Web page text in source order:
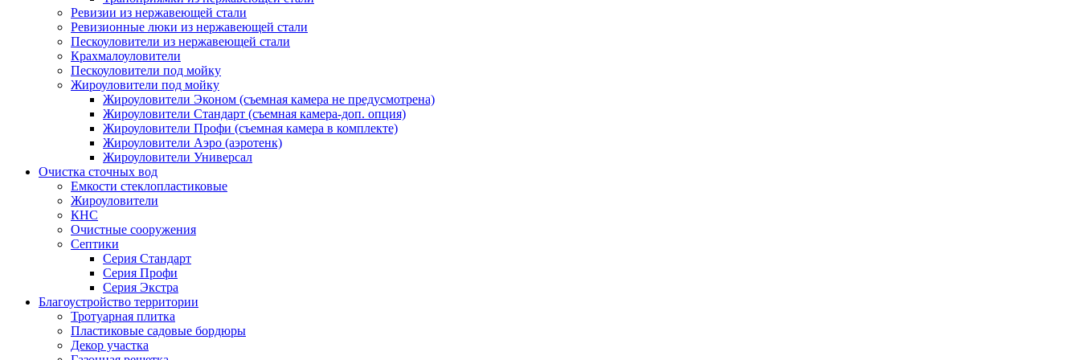
Ревизии из нержавеющей стали
Ревизионные люки из нержавеющей стали
Пескоуловители из нержавеющей стали
Крахмалоуловители
Пескоуловители под мойку
Жироуловители под мойку
Жироуловители Эконом (съемная камера не предусмотрена)
Жироуловители Стандарт (съемная камера-доп. опция)
Жироуловители Профи (съемная камера в комплекте)
Жироуловители Аэро (аэротенк)
Жироуловители Универсал
Очистка сточных вод
Емкости стеклопластиковые
Жироуловители
КНС
Очистные сооружения
Септики
Серия Стандарт
Серия Профи
Серия Экстра
Благоустройство территории
Тротуарная плитка
Пластиковые садовые бордюры
Декор участка